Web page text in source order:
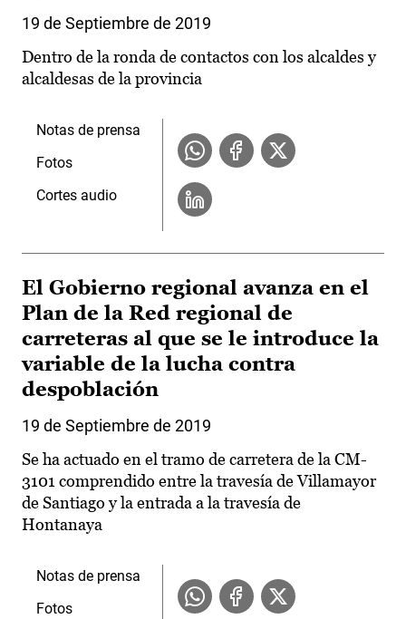
19 de Septiembre de 2019
Dentro de la ronda de contactos con los alcaldes y
alcaldesas de la provincia
Notas de prensa
Fotos
Cortes audio
El Gobierno regional avanza en el
Plan de la Red regional de
carreteras al que se le introduce la
variable de la lucha contra
despoblación
19 de Septiembre de 2019
Se ha actuado en el tramo de carretera de la CM-
3101 comprendido entre la travesía de Villamayor
de Santiago y la entrada a la travesía de
Hontanaya
Notas de prensa
Fotos